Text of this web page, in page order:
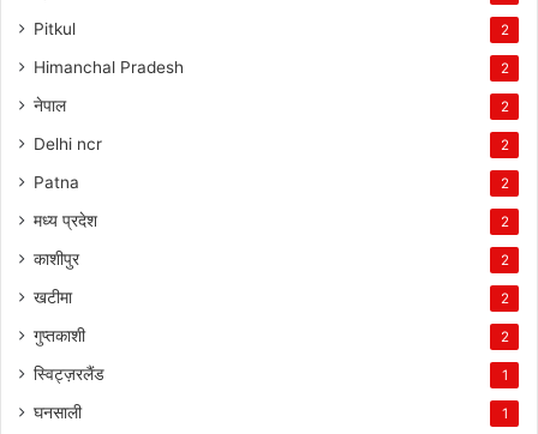
Pitkul 2
Himanchal Pradesh 2
नेपाल 2
Delhi ncr 2
Patna 2
मध्य प्रदेश 2
काशीपुर 2
खटीमा 2
गुप्तकाशी 2
स्विट्ज़रलैंड 1
घनसाली 1